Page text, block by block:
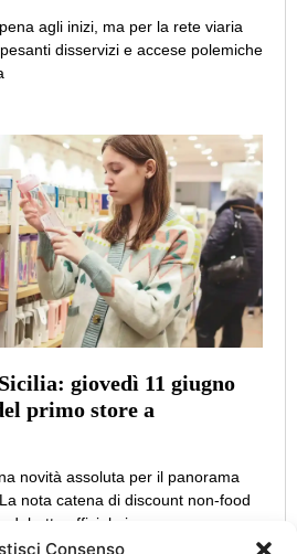
Consenso
agli inizi, ma per la rete viaria
disservizi e accese polemiche
giovedì 11 giugno
primo store a
novità assoluta per il panorama
nota catena di discount non-food
debutto ufficiale in